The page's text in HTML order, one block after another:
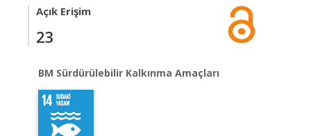
Açık Erişim
23
BM Sürdürülebilir Kalkınma Amaçları